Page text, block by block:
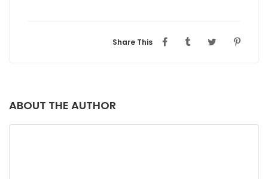
Share This
ABOUT THE AUTHOR